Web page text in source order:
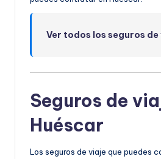
Ver todos los seguros de
Seguros de
Huéscar
Los seguros de viaje que puedes